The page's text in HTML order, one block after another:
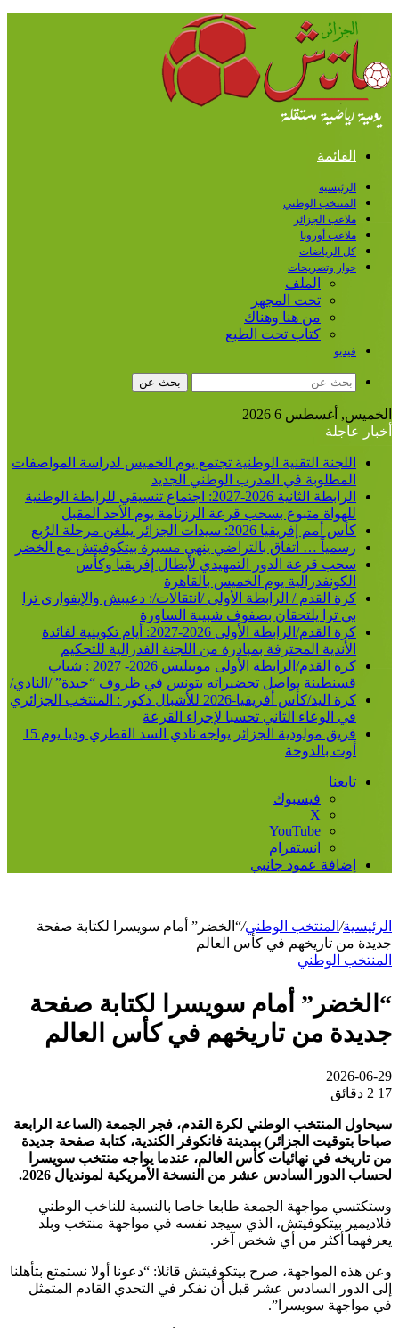
القائمة
الرئيسية
المنتخب الوطني
ملاعب الجزائر
ملاعب أوروبا
كل الرياضات
حوار وتصريحات
الملف
تحت المجهر
من هنا وهناك
كتاب تحت الطبع
فيديو
بحث عن
الخميس, أغسطس 6 2026
أخبار عاجلة
اللجنة التقنية الوطنية تجتمع يوم الخميس لدراسة المواصفات
المطلوبة في المدرب الوطني الجديد
الرابطة الثانية 2026-2027: اجتماع تنسيقي للرابطة الوطنية
للهواة متبوع بسحب قرعة الرزنامة يوم الأحد المقبل
كأس أمم إفريقيا 2026: سيدات الجزائر يبلغن مرحلة الرُبع
رسمياً … اتفاق بالتراضي ينهي مسيرة بيتكوفيتش مع الخضر
سحب قرعة الدور التمهيدي لأبطال إفريقيا وكأس
الكونفدرالية يوم الخميس بالقاهرة
كرة القدم / الرابطة الأولى /انتقالات/: دعيبش والإيفواري ترا
بي ترا يلتحقان بصفوف شبيبة الساورة
كرة القدم/الرابطة الأولى 2026-2027: أيام تكوينية لفائدة
الأندية المحترفة بمبادرة من اللجنة الفدرالية للتحكيم
كرة القدم/الرابطة الأولى موبيليس 2026- 2027 : شباب
قسنطينة يواصل تحضيراته بتونس في ظروف “جيدة” /النادي/
كرة اليد/كأس أفريقيا-2026 للأشبال ذكور : المنتخب الجزائري
في الوعاء الثاني تحسبا لإجراء القرعة
فريق مولودية الجزائر يواجه نادي السد القطري وديا يوم 15
أوت بالدوحة
تابعنا
فيسبوك
‫X
‫YouTube
انستقرام
إضافة عمود جانبي
الرئيسية/ المنتخب الوطني/“الخضر” أمام سويسرا لكتابة صفحة
جديدة من تاريخهم في كأس العالم
المنتخب الوطني
“الخضر” أمام سويسرا لكتابة صفحة
جديدة من تاريخهم في كأس العالم
2026-06-29
17 2 دقائق
سيحاول المنتخب الوطني لكرة القدم، فجر الجمعة (الساعة الرابعة
صباحا بتوقيت الجزائر) بمدينة فانكوفر الكندية، كتابة صفحة جديدة
من تاريخه في نهائيات كأس العالم، عندما يواجه منتخب سويسرا
لحساب الدور السادس عشر من النسخة الأمريكية لمونديال 2026.
وستكتسي مواجهة الجمعة طابعا خاصا بالنسبة للناخب الوطني
فلاديمير بيتكوفيتش، الذي سيجد نفسه في مواجهة منتخب وبلد
يعرفهما أكثر من أي شخص آخر.
وعن هذه المواجهة، صرح بيتكوفيتش قائلا: “دعونا أولا نستمتع بتأهلنا
إلى الدور السادس عشر قبل أن نفكر في التحدي القادم المتمثل
في مواجهة سويسرا”.